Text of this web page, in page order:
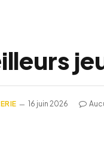
16 juin 2026